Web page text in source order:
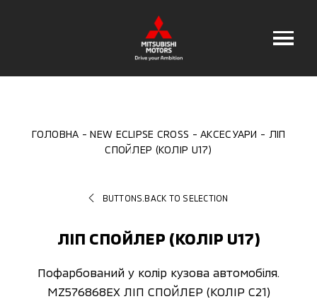
ГОЛОВНА NEW ECLIPSE CROSS АКСЕСУАРИ
ЛІП
СПОЙЛЕР (КОЛІP U17)
BUTTONS.BACK TO SELECTION
ЛІП СПОЙЛЕР (КОЛІP U17)
Пофарбований у колір кузова автомобіля.
MZ576868EX ЛІП СПОЙЛЕР (КОЛІP C21)